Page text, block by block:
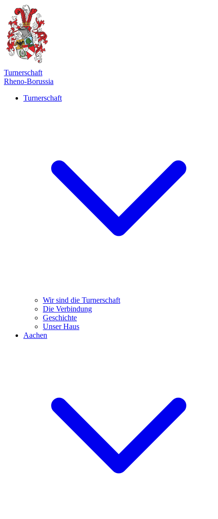
Turnerschaft
Rheno-Borussia
Turnerschaft
Wir sind die Turnerschaft
Die Verbindung
Geschichte
Unser Haus
Aachen